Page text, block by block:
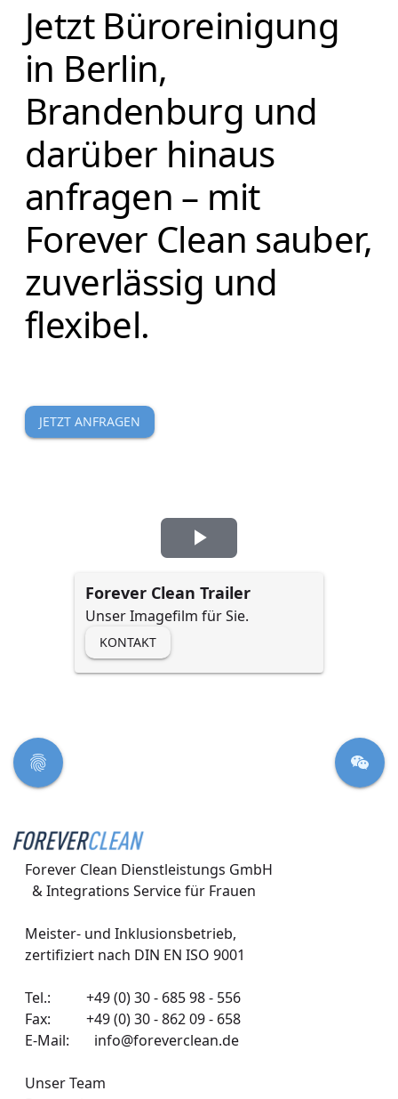
Jetzt Büroreinigung
in Berlin,
Brandenburg und
darüber hinaus
anfragen – mit
Forever Clean sauber,
zuverlässig und
flexibel.
JETZT ANFRAGEN
V
i
e
p
e
l
e
Forever Clean Trailer
KONTAKT
Datenschutz Kontakt
Forever Clean Dienstleistungs GmbH
  & Integrations Service für Frauen
Meister- und Inklusionsbetrieb,
zertifiziert nach DIN EN ISO 9001
Tel.: +49 (0) 30 - 685 98 - 556
Fax: +49 (0) 30 - 862 09 - 658
E-Mail: info@foreverclean.de
Unser Team